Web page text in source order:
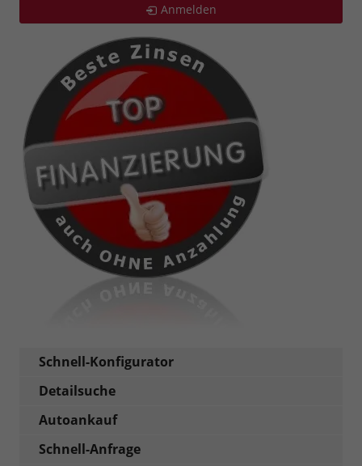
Anmelden
Schnell-Konfigurator
Detailsuche
Autoankauf
Schnell-Anfrage